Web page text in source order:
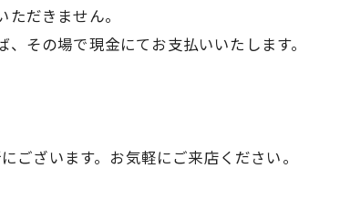
だきません。
その場で現金にてお支払いいたします。
ございます。お気軽にご来店ください。